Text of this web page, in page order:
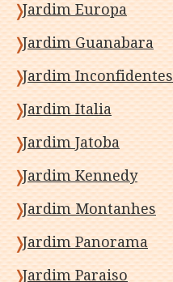
Jardim Europa
Jardim Guanabara
Jardim Inconfidentes
Jardim Italia
Jardim Jatoba
Jardim Kennedy
Jardim Montanhes
Jardim Panorama
Jardim Paraiso